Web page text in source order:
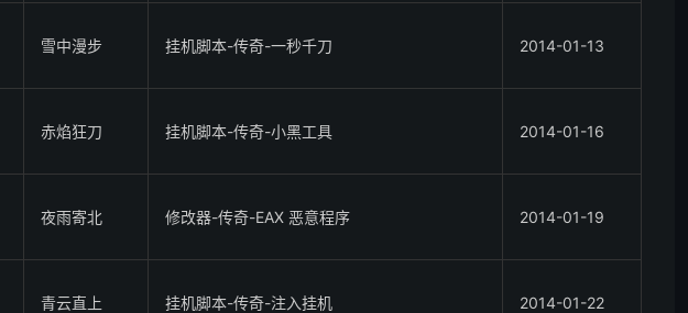
雪中漫步 挂机脚本-传奇-一秒千刀 2014-01-13
赤焰狂刀 挂机脚本-传奇-小黑工具 2014-01-16
夜雨寄北 修改器-传奇-EAX 恶意程序 2014-01-19
青云直上 挂机脚本-传奇-注入挂机 2014-01-22